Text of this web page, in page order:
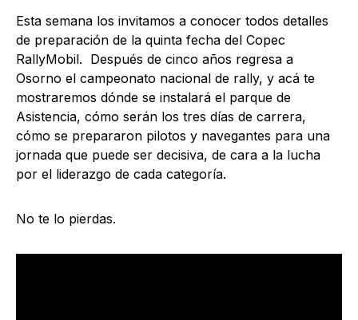
Esta semana los invitamos a conocer todos detalles
de preparación de la quinta fecha del Copec
RallyMobil. Después de cinco años regresa a
Osorno el campeonato nacional de rally, y acá te
mostraremos dónde se instalará el parque de
Asistencia, cómo serán los tres días de carrera,
cómo se prepararon pilotos y navegantes para una
jornada que puede ser decisiva, de cara a la lucha
por el liderazgo de cada categoría.
No te lo pierdas.